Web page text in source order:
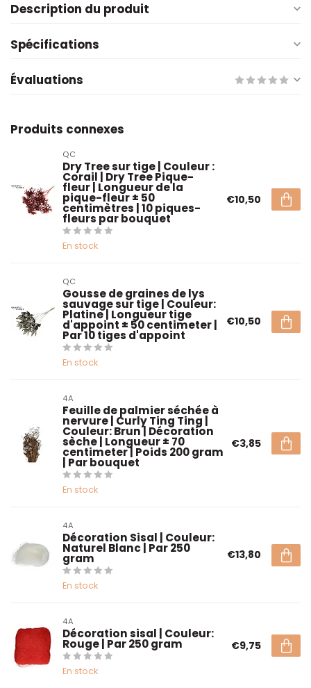
Description du produit
Spécifications
Évaluations
Produits connexes
QC
Dry Tree sur tige | Couleur :
Corail | Dry Tree Pique-
fleur | Longueur de la
pique-fleur ± 50
centimètres | 10 piques-
fleurs par bouquet
En stock
€10,50
QC
Gousse de graines de lys
sauvage sur tige | Couleur:
Platine | Longueur tige
d'appoint ± 50 centimeter |
Par 10 tiges d'appoint
En stock
€10,50
4A
Feuille de palmier séchée à
nervure | Curly Ting Ting |
Couleur: Brun | Décoration
sèche | Longueur ± 70
centimeter | Poids 200 gram
| Par bouquet
En stock
€3,85
4A
Décoration Sisal | Couleur:
Naturel Blanc | Par 250
gram
En stock
€13,80
4A
Décoration sisal | Couleur:
Rouge | Par 250 gram
En stock
€9,75